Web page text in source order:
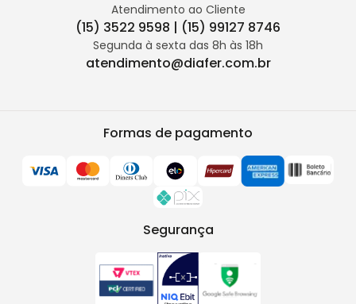
Atendimento ao Cliente
(15) 3522 9598 | (15) 99127 8746
Segunda à sexta das 8h às 18h
atendimento@diafer.com.br
Formas de pagamento
Segurança